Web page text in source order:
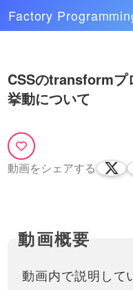
Factory
次によく再生
CSSのtransformプ
挙動について
動画をシェアする
動画内で説明して